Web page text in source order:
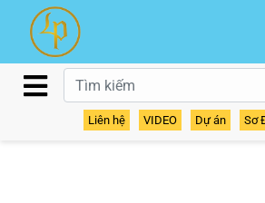
Liên hệ VIDEO Dự án Sơ